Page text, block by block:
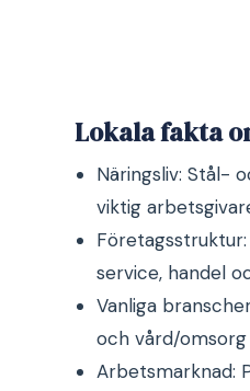
Lokala fakta
Näringsliv: Stål-
viktig
service, handel
Vanliga
och vård/
Arbetsmarknad: